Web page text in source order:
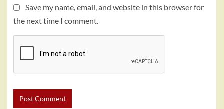
Save my name, email, and website in this browser for
the next time I comment.